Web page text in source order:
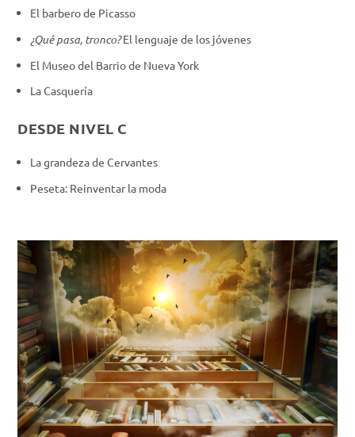
El barbero de Picasso
¿Qué pasa, tronco?El lenguaje de los jóvenes
El Museo del Barrio de Nueva York
La Casquería
DESDE NIVEL C
La grandeza de Cervantes
Peseta: Reinventar la moda